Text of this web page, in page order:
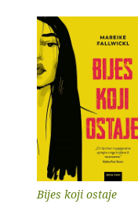
Bijes koji ostaje